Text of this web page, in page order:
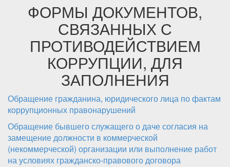
ФОРМЫ ДОКУМЕНТОВ,
СВЯЗАННЫХ С
ПРОТИВОДЕЙСТВИЕМ
КОРРУПЦИИ, ДЛЯ
ЗАПОЛНЕНИЯ
Обращение гражданина, юридического лица по фактам
коррупционных правонарушений
Обращение бывшего служащего о даче согласия на
замещение должности в коммерческой
(некоммерческой) организации или выполнение работ
на условиях гражданско-правового договора